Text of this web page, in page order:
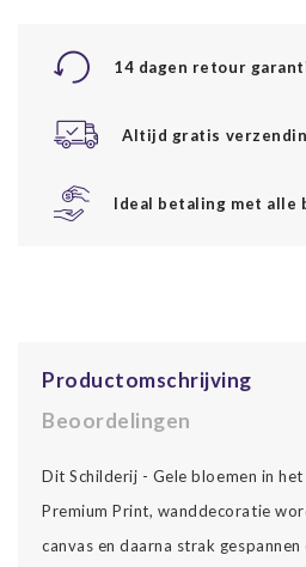
14 dagen retour
Altijd gratis
Ideal betaling met alle
Productomschrijving
Beoordelingen
Dit Schilderij - Gele bloemen in
Premium Print, wanddecoratie
canvas en daarna strak